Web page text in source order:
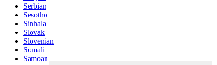
Serbian
Sesotho
Sinhala
Slovak
Slovenian
Somali
Samoan